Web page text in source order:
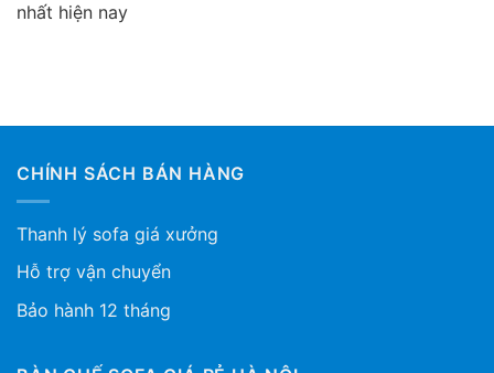
nhất hiện nay
CHÍNH SÁCH BÁN HÀNG
Thanh lý sofa giá xưởng
Hỗ trợ vận chuyển
Bảo hành 12 tháng